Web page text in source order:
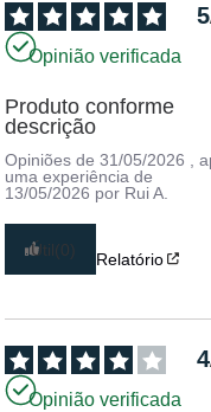
5
Opinião verificada
Produto conforme
descrição
Opiniões de31/05/2026
,
uma experiência de
13/05/2026 por Rui A.
Útil(0) Relatório
4
Opinião verificada